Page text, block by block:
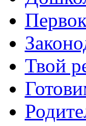
Твой